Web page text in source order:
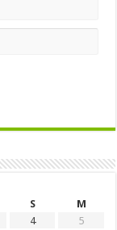
S
M
4
5